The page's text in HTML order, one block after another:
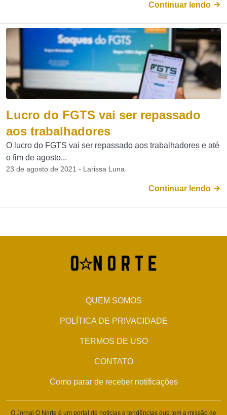
Continuar lendo
Lucro do FGTS vai ser repassado
aos trabalhadores
O lucro do FGTS vai ser repassado aos trabalhadores e até
o fim de agosto...
23 de agosto de 2021 - Larissa Luna
Continuar lendo
QUEM SOMOS
POLÍTICA DE PRIVACIDADE
TERMOS DE USO
CONTATO
Como parar de receber notificações
O Jornal O Norte é um portal de notícias e tendências que tem a missão de